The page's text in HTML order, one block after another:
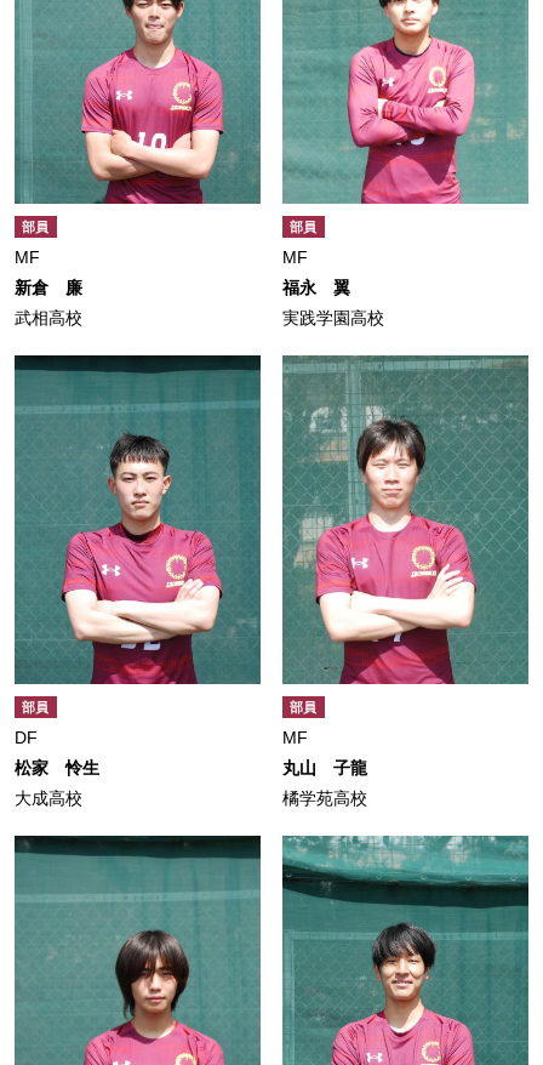
部員
MF
新倉 廉
武相高校
部員
MF
福永 翼
実践学園高校
部員
DF
松家 怜生
大成高校
部員
MF
丸山 子龍
橘学苑高校